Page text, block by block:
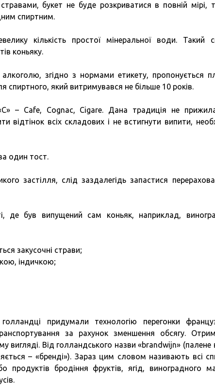
букет не буде розкриватися в повній мірі,
спиртним.
кількість простої мінеральної води. Такий
коньяку.
згідно з нормами етикету, пропонується
який витримувався не більше 10 років.
– Cafe, Cognac, Cigare. Дана традиція не
відтінок всіх складових і не встигнути випити,
один тост.
застілля, слід заздалегідь запастися
де був випущений сам коньяк, наприклад,
закусочні страви;
індичкою;
придумали технологію перегонки
за рахунок зменшення обсягу.
вигляді. Від голландського назви «brandwijn» (палене
– «бренді»). Зараз цим словом називають всі
продуктів бродіння фруктів, ягід, виноградного